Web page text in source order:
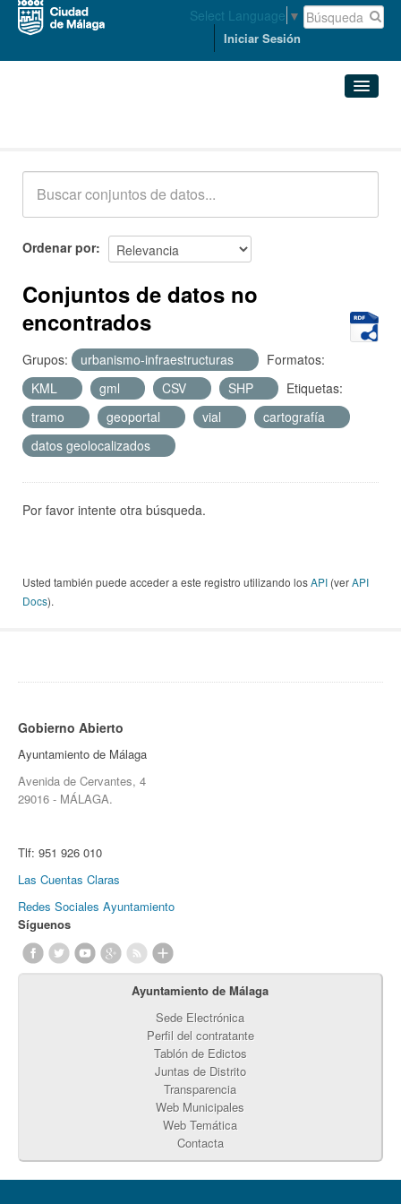
Select Language ▼
Iniciar Sesión
Acerca de
Ordenar por
Conjuntos de datos no
encontrados
Grupos: urbanismo-infraestructuras
Formatos:
KML
gml CSV SHP
Etiquetas:
tramo
geoportal vial
cartografía
datos geolocalizados
Por favor intente otra búsqueda.
Usted también puede acceder a este registro utilizando losAPI (verAPI
Docs).
Gobierno Abierto
Ayuntamiento de Málaga
Avenida de Cervantes, 4
29016 - MÁLAGA.
Tlf: 951 926 010
Las Cuentas Claras
Redes Sociales Ayuntamiento
Síguenos
Ayuntamiento de Málaga
Sede Electrónica
Perfil del contratante
Tablón de Edictos
Juntas de Distrito
Transparencia
Web Municipales
Web Temática
Contacta